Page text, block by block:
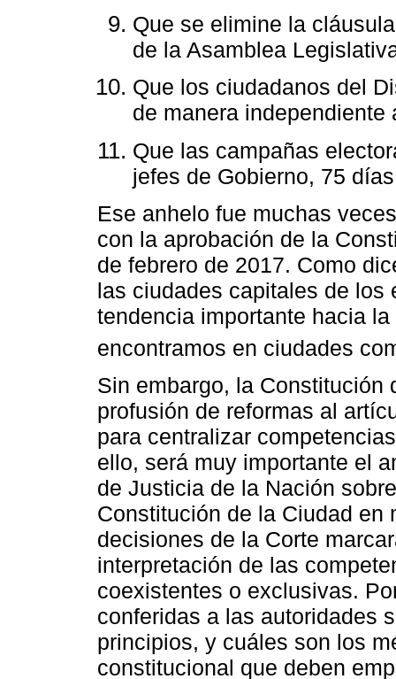
Que se elimine la
de la Asamblea
Que los ciudadanos del
de manera independiente
Que las campañas
jefes de Gobierno, 75
Ese anhelo fue muchas
con la aprobación de la
de febrero de 2017. Como
las ciudades capitales de los
tendencia importante hacia
encontramos en ciudades
Sin embargo, la Constitución
profusión de reformas al
para centralizar
ello, será muy importante el
de Justicia de la Nación
Constitución de la Ciudad en
decisiones de la Corte
interpretación de las
coexistentes o exclusivas.
conferidas a las autoridades
principios, y cuáles son los
constitucional que deben